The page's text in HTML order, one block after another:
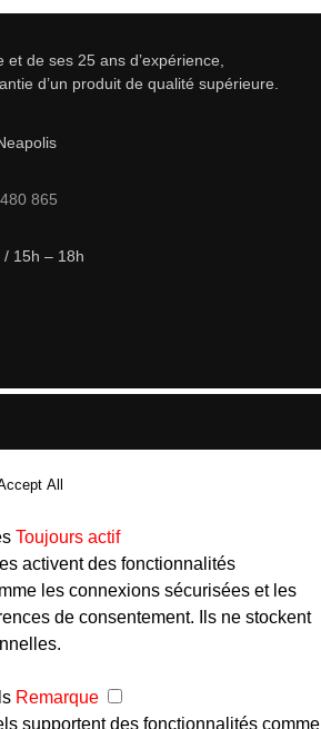
de ses 25 ans d’expérience,
d’un produit de qualité supérieure.
865
15h – 18h
All
Toujours actif
activent des fonctionnalités
les connexions sécurisées et les
de consentement. Ils ne stockent
Remarque
supportent des fonctionnalités comme